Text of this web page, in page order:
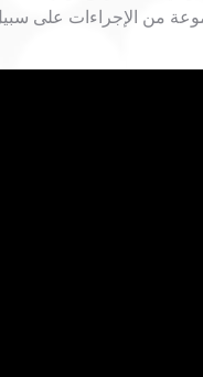
حصيلة العرض والطلب إيجابية في أفق 2050 وذلك من خلال تفعيل